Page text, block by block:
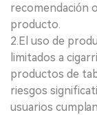
recomendación
producto.
2.El uso de
limitados a
productos de
riesgos
usuarios